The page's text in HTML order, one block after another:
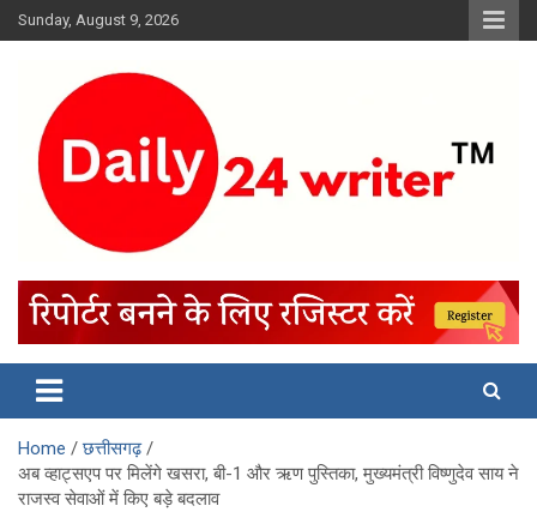
Skip
to
Sunday, August 9, 2026
Home
छत्तीसगढ़
अब व्हाट्सएप पर मिलेंगे खसरा, बी-1 और ऋण पुस्तिका, मुख्यमंत्री विष्णुदेव साय ने
राजस्व सेवाओं में किए बड़े बदलाव